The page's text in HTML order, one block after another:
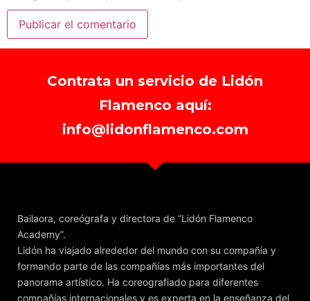
Contrata un servicio de Lidón
Flamenco aquí:
info@lidonflamenco.com
Bailaora, coreógrafa y directora de “Lidón Flamenco
Academy”.
Lidón ha viajado alrededor del mundo con su compañía y
formando parte de las compañías más importantes del
panorama artístico. Ha coreografiado para diferentes
compañías internacionales y es experta en la enseñanza del